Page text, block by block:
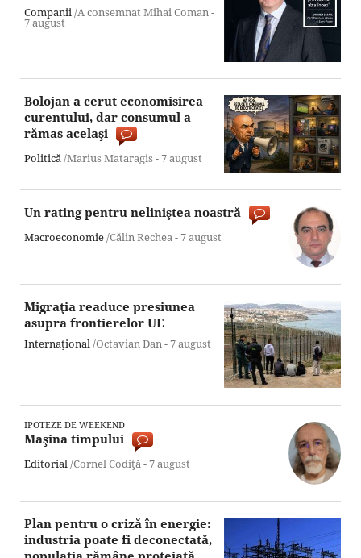
Companii /A consemnat Mihai Coman -
7 august
Bolojan a cerut economisirea
curentului, dar consumul a
rămas acelaşi
Politică /Marius Mataragis -7 august
Un rating pentru neliniştea noastră
Macroeconomie /Călin Rechea -7 august
Migraţia readuce presiunea
asupra frontierelor UE
Internaţional /Octavian Dan -7 august
IPOTEZE DE WEEKEND
Maşina timpului
Editorial /Cornel Codiţă -7 august
Plan pentru o criză în energie:
industria poate fi deconectată,